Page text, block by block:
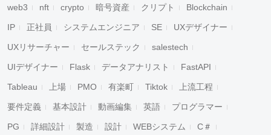
web3 nft crypto 暗号資産 クリプト Blockchain
IP 正社員 システムエンジニア SE UXデザイナー
UXリサーチャー セールステック salestech
UIデザイナー Flask データアナリスト FastAPI
Tableau 上場 PMO 有楽町 Tiktok 上流工程
要件定義 基本設計 動画編集 英語 プログラマー
PG 詳細設計 製造 設計 WEBシステム C＃